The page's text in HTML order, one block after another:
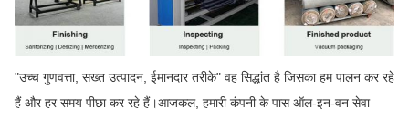
"उच्च गुणवत्ता, सख्त उत्पादन, ईमानदार तरीके" वह सिद्धांत है जिसका हम पालन कर रहे
हैं और हर समय पीछा कर रहे हैं।आजकल, हमारी कंपनी के पास ऑल-इन-वन सेवा